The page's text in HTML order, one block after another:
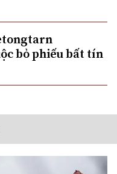
bỏ phiếu bất tín